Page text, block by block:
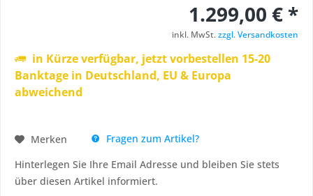
1.299,00 € *
inkl. MwSt.zzgl. Versandkosten
in Kürze verfügbar, jetzt vorbestellen 15-20
Banktage in Deutschland, EU & Europa
abweichend
Merken
Fragen zum Artikel?
Hinterlegen Sie Ihre Email Adresse und bleiben Sie stets
über diesen Artikel informiert.